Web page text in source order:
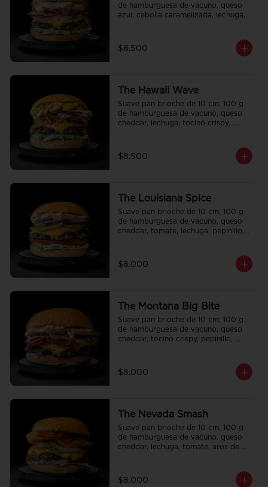
de hamburguesa de vacuno, queso
azul, cebolla caramelizada, lechuga,
$8.500
The Hawaii Wave
Suave pan brioche de 10 cm, 100 g
de hamburguesa de vacuno, queso
cheddar, lechuga, tocino crispy,
$8.500
The Louisiana Spice
Suave pan brioche de 10 cm, 100 g
de hamburguesa de vacuno, queso
cheddar, tomate, lechuga, pepinillo,
$8.000
The Montana Big Bite
Suave pan brioche de 10 cm, 100 g
de hamburguesa de vacuno, queso
cheddar, tocino crispy, pepinillo,
$8.000
The Nevada Smash
Suave pan brioche de 10 cm, 100 g
de hamburguesa de vacuno, queso
cheddar, lechuga, tomate, aros de
$8.000